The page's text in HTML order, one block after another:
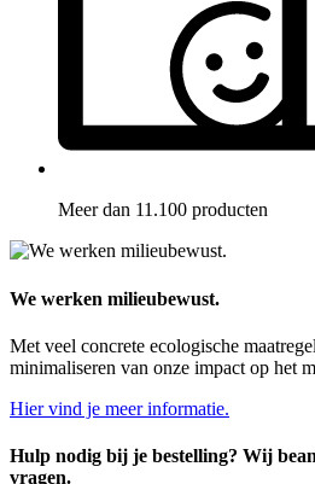
Meer dan 11.100 producten
We werken milieubewust.
Met veel concrete ecologische
minimaliseren van onze impact op het
Hier vind je meer informatie.
Hulp nodig bij je bestelling? Wij
vragen.